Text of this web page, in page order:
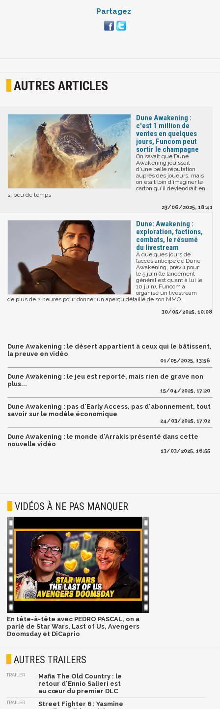
Partagez
AUTRES ARTICLES
Dune Awakening :
c'est 1 million de
ventes en quelques
jours, Funcom peut
sortir le champagne
On savait que Dune
Awakening jouissait
d'une belle réputation
auprès des joueurs, mais
on était loin d'imaginer le
carton qu'il deviendrait en
si peu de temps
23/06/2025, 18:41
Dune: Awakening :
exploration, factions,
combats, le résumé
du livestream
À quelques jours de
l’accès anticipé de Dune
Awakening, prévu pour
le 5 juin (le lancement
général est quant à lui le
10 juin), Funcom a
organisé un livestream
de plus de 2 heures pour donner un aperçu détaillé de son MMO.
30/05/2025, 10:08
Dune Awakening : le désert appartient à ceux qui le bâtissent,
la preuve en vidéo
01/05/2025, 13:56
Dune Awakening : le jeu est reporté, mais rien de grave non
plus...
15/04/2025, 17:20
Dune Awakening : pas d'Early Access, pas d'abonnement, tout
savoir sur le modèle économique
24/03/2025, 17:02
Dune Awakening : le monde d'Arrakis présenté dans cette
nouvelle vidéo
13/03/2025, 16:55
VIDÉOS À NE PAS MANQUER
En tête-à-tête avec PEDRO PASCAL, on a
parlé de Star Wars, Last of Us, Avengers
Doomsday et DiCaprio
AUTRES TRAILERS
TRAILER
Mafia The Old Country : le
retour d'Ennio Salieri est
au cœur du premier DLC
TRAILER
Street Fighter 6 : Yasmine